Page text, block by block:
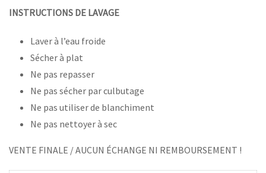
INSTRUCTIONS DE LAVAGE
Laver à l’eau froide
Sécher à plat
Ne pas repasser
Ne pas sécher par culbutage
Ne pas utiliser de blanchiment
Ne pas nettoyer à sec
VENTE FINALE / AUCUN ÉCHANGE NI REMBOURSEMENT !